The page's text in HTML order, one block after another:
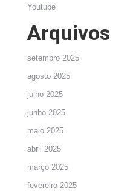
Youtube
Arquivos
setembro 2025
agosto 2025
julho 2025
junho 2025
maio 2025
abril 2025
março 2025
fevereiro 2025